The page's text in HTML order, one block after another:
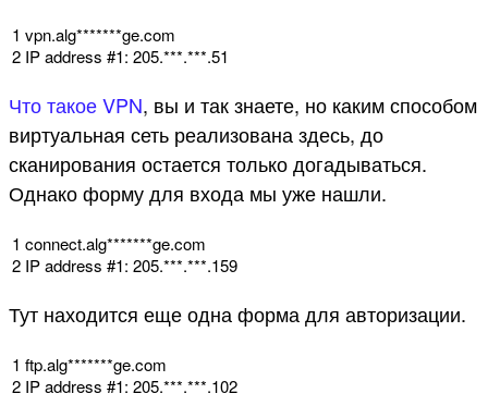
1
2
vpn.alg*******ge.com
IPaddress #1: 205.***.***.51
Что такое VPN, вы и так знаете, но каким способом
виртуальная сеть реализована здесь, до
сканирования остается только догадываться.
Однако форму для входа мы уже нашли.
1
2
connect.alg*******ge.com
IPaddress #1: 205.***.***.159
Тут находится еще одна форма для авторизации.
1
2
ftp.alg*******ge.com
IPaddress #1: 205.***.***.102